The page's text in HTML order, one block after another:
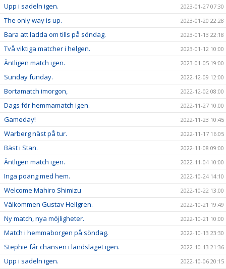
Upp i sadeln igen. 2023-01-27 07:30
The only way is up. 2023-01-20 22:28
Bara att ladda om tills på söndag. 2023-01-13 22:18
Två viktiga matcher i helgen. 2023-01-12 10:00
Äntligen match igen. 2023-01-05 19:00
Sunday funday. 2022-12-09 12:00
Bortamatch imorgon, 2022-12-02 08:00
Dags för hemmamatch igen. 2022-11-27 10:00
Gameday! 2022-11-23 10:45
Warberg näst på tur. 2022-11-17 16:05
Bäst i Stan. 2022-11-08 09:00
Äntligen match igen. 2022-11-04 10:00
Inga poäng med hem. 2022-10-24 14:10
Welcome Mahiro Shimizu 2022-10-22 13:00
Välkommen Gustav Hellgren. 2022-10-21 19:49
Ny match, nya möjligheter. 2022-10-21 10:00
Match i hemmaborgen på söndag. 2022-10-13 23:30
Stephie får chansen i landslaget igen. 2022-10-13 21:36
Upp i sadeln igen. 2022-10-06 20:15